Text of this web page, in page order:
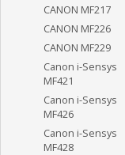
CANON MF217
CANON MF226
CANON MF229
Canon i-Sensys
MF421
Canon i-Sensys
MF426
Canon i-Sensys
MF428